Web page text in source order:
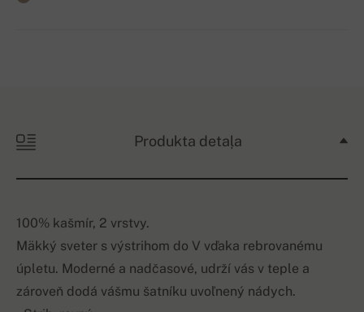
Produkta detaļa
100% kašmír, 2 vrstvy.
Mäkký sveter s výstrihom do V vďaka rebrovanému
úpletu. Moderné a nadčasové, udrží vás v teple a
zároveň dodá vášmu šatníku uvoľnený nádych.